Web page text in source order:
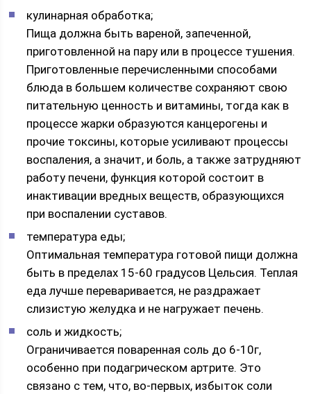
кулинарная обработка;
Пища должна быть вареной, запеченной,
приготовленной на пару или в процессе тушения.
Приготовленные перечисленными способами
блюда в большем количестве сохраняют свою
питательную ценность и витамины, тогда как в
процессе жарки образуются канцерогены и
прочие токсины, которые усиливают процессы
воспаления, а значит, и боль, а также затрудняют
работу печени, функция которой состоит в
инактивации вредных веществ, образующихся
при воспалении суставов.
температура еды;
Оптимальная температура готовой пищи должна
быть в пределах 15-60 градусов Цельсия. Теплая
еда лучше переваривается, не раздражает
слизистую желудка и не нагружает печень.
соль и жидкость;
Ограничивается поваренная соль до 6-10г,
особенно при подагрическом артрите. Это
связано с тем, что, во-первых, избыток соли